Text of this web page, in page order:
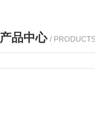
产品中心 /